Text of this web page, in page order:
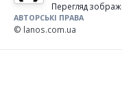
Перегляд
АВТОРСЬКІ ПРАВА
© lanos.com.ua